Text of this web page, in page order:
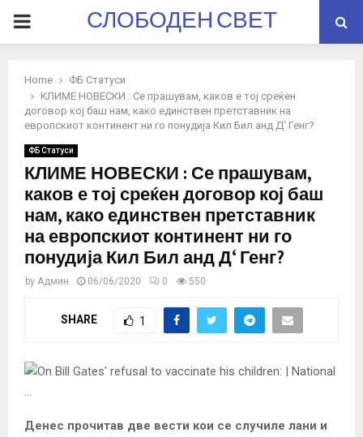
PRIMARYСЛОБОДЕН СВЕТ
Home
ФБ Статуси
КЛИМЕ НОВЕСКИ : Се прашувам, каков е тој среќен
договор кој баш нам, како единствен претставник на
европскиот континент ни го понудија Кил Бил анд Д‘ Генг?
ФБ Статуси
КЛИМЕ НОВЕСКИ : Се прашувам,
каков е тој среќен договор кој баш
нам, како единствен претставник
на европскиот континент ни го
понудија Кил Бил анд Д‘ Генг?
by Админ 06/06/2020 0 550
SHARE 1
Денес прочитав две вести кои се случиле лани и